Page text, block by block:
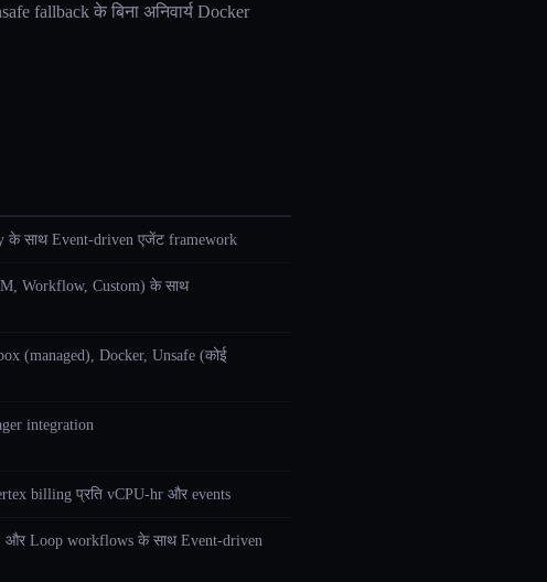
fallback के बिना अनिवार्य Docker
के साथ Event-driven एजेंट framework
Workflow, Custom) के साथ
(managed), Docker, Unsafe (कोई
integration
billing प्रति vCPU-hr और events
और Loop workflows के साथ Event-driven